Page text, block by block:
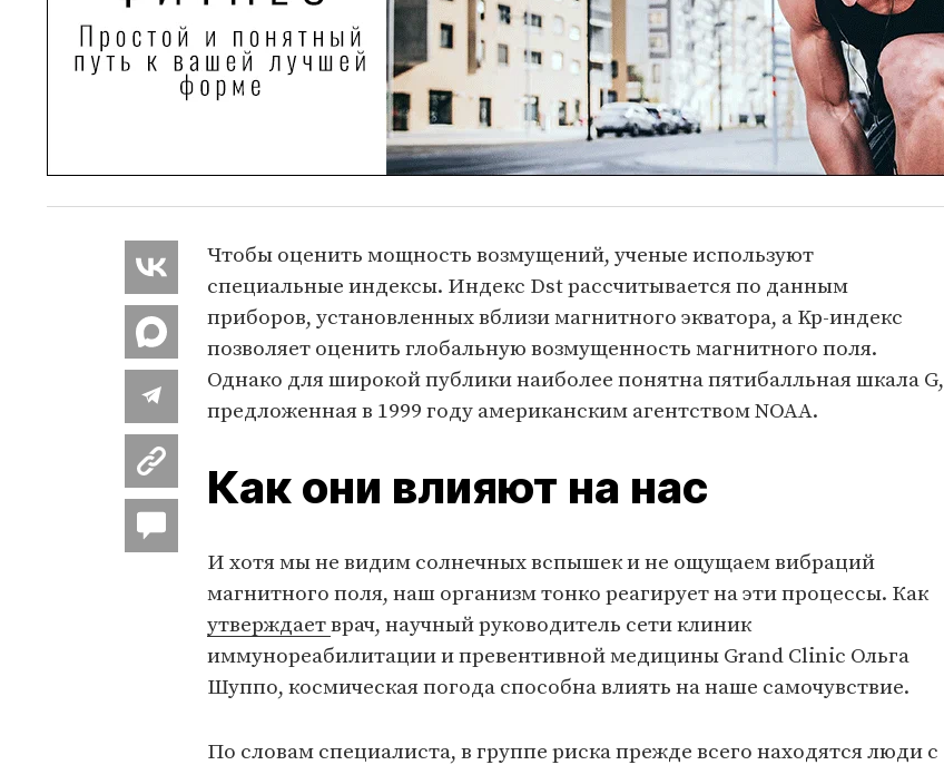
Чтобы оценить мощность возмущений, ученые используют
специальные индексы. Индекс Dst рассчитывается по данным
приборов, установленных вблизи магнитного экватора, а Kp-индекс
позволяет оценить глобальную возмущенность магнитного поля.
Однако для широкой публики наиболее понятна пятибалльная шкала G,
предложенная в 1999 году американским агентством NOAA.
Как они влияют на нас
И хотя мы не видим солнечных вспышек и не ощущаем вибраций
магнитного поля, наш организм тонко реагирует на эти процессы. Как
утверждаетврач, научный руководитель сети клиник
иммунореабилитации и превентивной медицины Grand Clinic Ольга
Шуппо, космическая погода способна влиять на наше самочувствие.
По словам специалиста, в группе риска прежде всего находятся люди с